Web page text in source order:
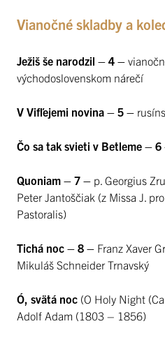
Vianočné skladby a
Ježiš še narodzil – 4 –
východoslovenskom nárečí
V Vifľejemi novina – 5 –
Čo sa tak svieti v Betleme –
Quoniam – 7 – p. Georgius
Peter Jantoščiak (z Missa J.
Pastoralis)
Tichá noc – 8 – Franz Xaver
Mikuláš Schneider Trnavský
Ó, svätá noc (O Holy Night
Adolf Adam (1803 – 1856)